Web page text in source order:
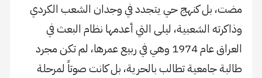
مضت، بل كنهج حي يتجدد في وجدان الشعب الكردي
وذاكرته الشعبية، ليلى التي أعدمها نظام البعث في
العراق عام 1974 وهي في ربيع عمرها، لم تكن مجرد
طالبة جامعية تطالب بالحرية، بل كانت صوتاً لمرحلة